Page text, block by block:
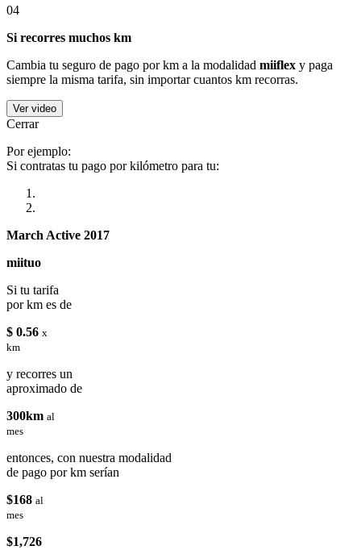
04
Si recorres muchos km
Cambia tu seguro de pago por km a la modalidad miiflex y paga
siempre la misma tarifa, sin importar cuantos km recorras.
Ver video
Cerrar
Por ejemplo:
Si contratas tu pago por kilómetro para tu:
March Active 2017
miituo
Si tu tarifa
por km es de
$ 0.56 x
km
y recorres un
aproximado de
300km al
mes
entonces, con nuestra modalidad
de pago por km serían
$168 al
mes
$1,726